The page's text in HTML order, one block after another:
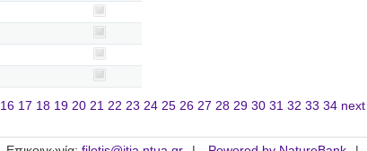
16 17 18 19 20 21 22 23 24 25 26 27 28 29 30 31 32 33 34 next